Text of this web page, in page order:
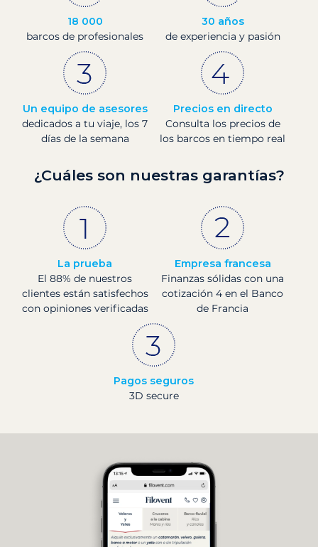
18 000
barcos de profesionales
30 años
de experiencia y pasión
Un equipo de asesores
dedicados a tu viaje, los 7
días de la semana
Precios en directo
Consulta los precios de
los barcos en tiempo real
¿Cuáles son nuestras garantías?
La prueba
El 88% de nuestros
clientes están satisfechos
con opiniones verificadas
Empresa francesa
Finanzas sólidas con una
cotización 4 en el Banco
de Francia
Pagos seguros
3D secure